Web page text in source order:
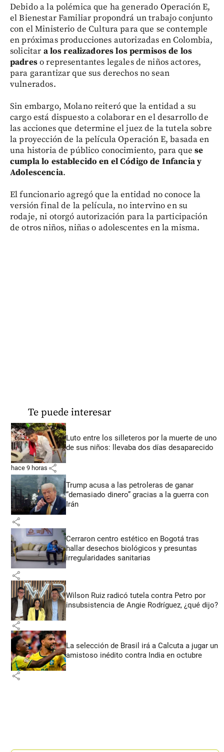
Debido a la polémica que ha generado Operación E,
el Bienestar Familiar propondrá un trabajo conjunto
con el Ministerio de Cultura para que se contemple
en próximas producciones autorizadas en Colombia,
solicitar a los realizadores los permisos de los
padreso representantes legales de niños actores,
para garantizar que sus derechos no sean
vulnerados.
Sin embargo, Molano reiteró que la entidad a su
cargo está dispuesto a colaborar en el desarrollo de
las acciones que determine el juez de la tutela sobre
la proyección de la película Operación E, basada en
una historia de público conocimiento, para quese
cumpla lo establecido en el Código de Infancia y
Adolescencia.
El funcionario agregó que la entidad no conoce la
versión final de la película, no intervino en su
rodaje, ni otorgó autorización para la participación
de otros niños, niñas o adolescentes en la misma.
Te puede interesar
Luto entre los silleteros por la muerte de uno
de sus niños: llevaba dos días desaparecido
hace 9 horas share
Trump acusa a las petroleras de ganar
“demasiado dinero” gracias a la guerra con
Irán
share
Cerraron centro estético en Bogotá tras
hallar desechos biológicos y presuntas
irregularidades sanitarias
share
Wilson Ruiz radicó tutela contra Petro por
insubsistencia de Angie Rodríguez, ¿qué dijo?
share
La selección de Brasil irá a Calcuta a jugar un
amistoso inédito contra India en octubre
share